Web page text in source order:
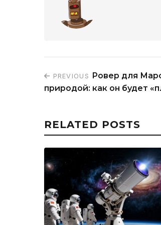
PREVIOUS Ровер для
природой: как он будет
RELATED POSTS